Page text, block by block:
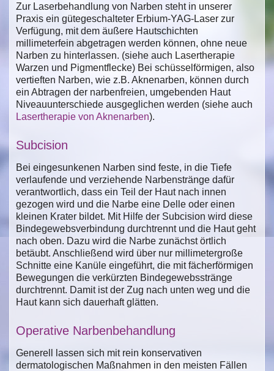
Zur Laserbehandlung von Narben steht in unserer
Praxis ein gütegeschalteter Erbium-YAG-Laser zur
Verfügung, mit dem äußere Hautschichten
millimeterfein abgetragen werden können, ohne neue
Narben zu hinterlassen. (siehe auch Lasertherapie
Warzen und Pigmentflecke) Bei schüsselförmigen, also
vertieften Narben, wie z.B. Aknenarben, können durch
ein Abtragen der narbenfreien, umgebenden Haut
Niveauunterschiede ausgeglichen werden (siehe auch
Lasertherapie von Aknenarben).
Subcision
Bei eingesunkenen Narben sind feste, in die Tiefe
verlaufende und verziehende Narbenstränge dafür
verantwortlich, dass ein Teil der Haut nach innen
gezogen wird und die Narbe eine Delle oder einen
kleinen Krater bildet. Mit Hilfe der Subcision wird diese
Bindegewebsverbindung durchtrennt und die Haut geht
nach oben. Dazu wird die Narbe zunächst örtlich
betäubt. Anschließend wird über nur millimetergroße
Schnitte eine Kanüle eingeführt, die mit fächerförmigen
Bewegungen die verkürzten Bindegewebsstränge
durchtrennt. Damit ist der Zug nach unten weg und die
Haut kann sich dauerhaft glätten.
Operative Narbenbehandlung
Generell lassen sich mit rein konservativen
dermatologischen Maßnahmen in den meisten Fällen